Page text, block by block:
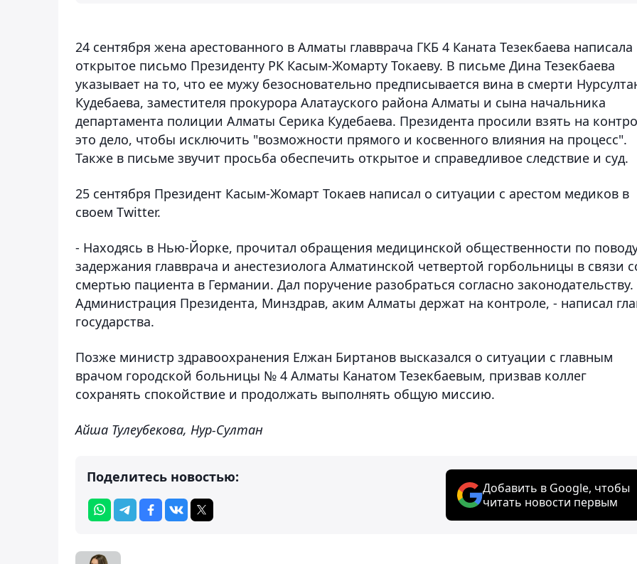
24 сентября жена арестованного в Алматы главврача ГКБ 4 Каната Тезекбаева написала
открытое письмо Президенту РК Касым-Жомарту Токаеву. В письме Дина Тезекбаева
указывает на то, что ее мужу безосновательно предписывается вина в смерти
Кудебаева, заместителя прокурора Алатауского района Алматы и сына начальника
департамента полиции Алматы Серика Кудебаева. Президента просили взять на
это дело, чтобы исключить "возможности прямого и косвенного влияния на процесс".
Также в письме звучит просьба обеспечить открытое и справедливое следствие и суд.
25 сентября Президент Касым-Жомарт Токаев написал о ситуации с арестом медиков в
своем Twitter.
- Находясь в Нью-Йорке, прочитал обращения медицинской общественности по
задержания главврача и анестезиолога Алматинской четвертой горбольницы в связи
смертью пациента в Германии. Дал поручение разобраться согласно законодательству.
Администрация Президента, Минздрав, аким Алматы держат на контроле, - написал
государства.
Позже министр здравоохранения Елжан Биртанов высказался о ситуации с главным
врачом городской больницы № 4 Алматы Канатом Тезекбаевым, призвав коллег
сохранять спокойствие и продолжать выполнять общую миссию.
Айша Тулеубекова, Нур-Султан
Поделитесь новостью:
Добавить в Google, чтобы
читать новости первым